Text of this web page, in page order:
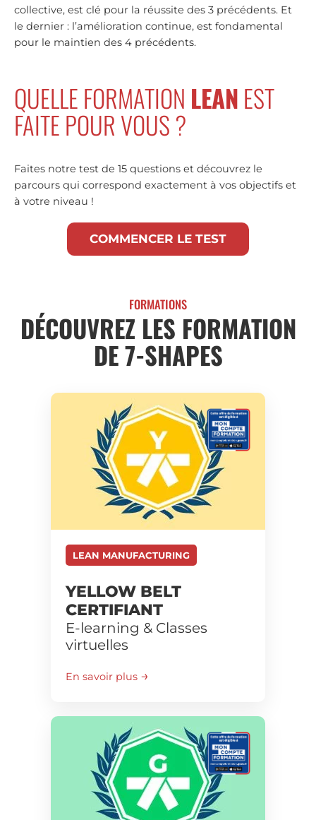
collective, est clé pour la réussite des 3 précédents. Et
le dernier : l’amélioration continue, est fondamental
pour le maintien des 4 précédents.
QUELLE FORMATION LEANEST
FAITE POUR VOUS ?
Faites notre test de 15 questions et découvrez le
parcours qui correspond exactement à vos objectifs et
à votre niveau !
COMMENCER LE TEST
FORMATIONS
DÉCOUVREZ LES FORMATION
DE 7-SHAPES
LEAN MANUFACTURING
YELLOW BELT
CERTIFIANT
E-learning & Classes
virtuelles
En savoir plus